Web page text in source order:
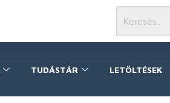
TUDÁSTÁR LETÖLTÉSEK